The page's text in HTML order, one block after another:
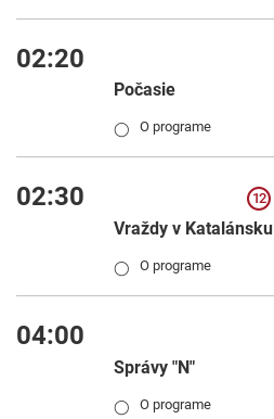
02:20
Počasie
◯ O programe
02:30
Vraždy v Katalánsku
◯ O programe
04:00
Správy "N"
◯ O programe